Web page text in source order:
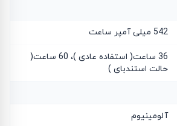
542 میلی آمپر ساعت
36 ساعت( استفاده عادی )، 60 ساعت(
حالت استندبای )
آلومینیوم